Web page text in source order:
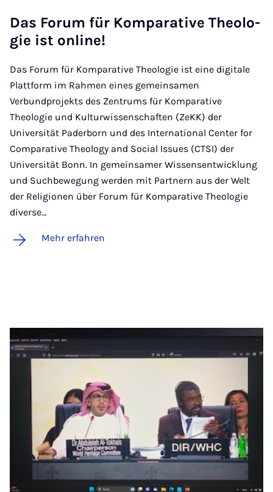
Das Fo­rum für Kom­pa­ra­ti­ve Theo­lo­
gie ist on­line!
Das Forum für Komparative Theologie ist eine digitale
Plattform im Rahmen eines gemeinsamen
Verbundprojekts des Zentrums für Komparative
Theologie und Kulturwissenschaften (ZeKK) der
Universität Paderborn und des International Center for
Comparative Theology and Social Issues (CTSI) der
Universität Bonn. In gemeinsamer Wissensentwicklung
und Suchbewegung werden mit Partnern aus der Welt
der Religionen über Forum für Komparative Theologie
diverse…
Mehr erfahren